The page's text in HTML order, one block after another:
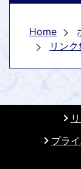
Home
リン
プラ